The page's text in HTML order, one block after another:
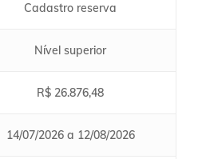
Cadastro reserva
Nível superior
R$ 26.876,48
14/07/2026 a 12/08/2026